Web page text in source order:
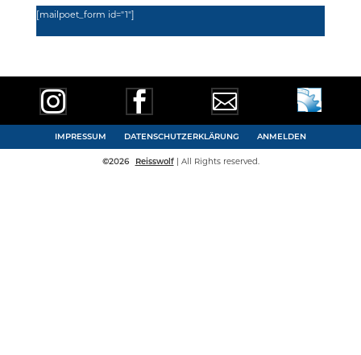
[mailpoet_form id="1"]
  
IMPRESSUM DATENSCHUTZERKLÄRUNG ANMELDEN
©2026 Reisswolf| All Rights reserved.